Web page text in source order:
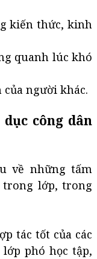
kiến thức, kinh
quanh lúc khó
người khác.
công dân
về những tấm
trong lớp, trong
tác tốt của các
phó học tập,